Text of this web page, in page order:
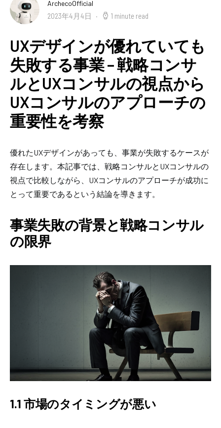
ArchecoOfficial
2023年4月4日 1 minute read
UXデザインが優れていても
失敗する事業 – 戦略コンサ
ルとUXコンサルの視点から
UXコンサルのアプローチの
重要性を考察
優れたUXデザインがあっても、事業が失敗するケースが
存在します。本記事では、戦略コンサルとUXコンサルの
視点で比較しながら、UXコンサルのアプローチが成功に
とって重要であるという結論を導きます。
事業失敗の背景と戦略コンサル
の限界
1.1 市場のタイミングが悪い